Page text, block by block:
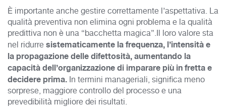
È importante anche gestire correttamente l’aspettativa. La
qualità preventiva non elimina ogni problema e la qualità
predittiva non è una “bacchetta magica”.Il loro valore sta
nel ridurre sistematicamente la frequenza, l’intensità e
la propagazione delle difettosità, aumentando la
capacità dell’organizzazione di imparare più in fretta e
decidere prima. In termini manageriali, significa meno
sorprese, maggiore controllo del processo e una
prevedibilità migliore dei risultati.